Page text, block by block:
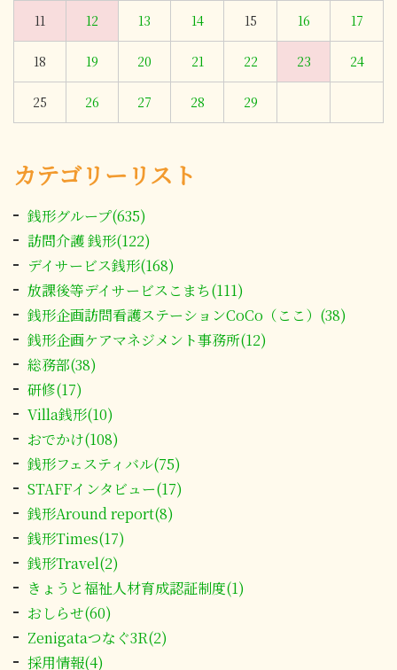
11 12 13 14 15 16 17
18 19 20 21 22 23 24
25 26 27 28 29
カテゴリーリスト
銭形グループ(635)
訪問介護 銭形(122)
デイサービス銭形(168)
放課後等デイサービスこまち(111)
銭形企画訪問看護ステーションCoCo（ここ）(38)
銭形企画ケアマネジメント事務所(12)
総務部(38)
研修(17)
Villa銭形(10)
おでかけ(108)
銭形フェスティバル(75)
STAFFインタビュー(17)
銭形Around report(8)
銭形Times(17)
銭形Travel(2)
きょうと福祉人材育成認証制度(1)
おしらせ(60)
Zenigataつなぐ3R(2)
採用情報(4)